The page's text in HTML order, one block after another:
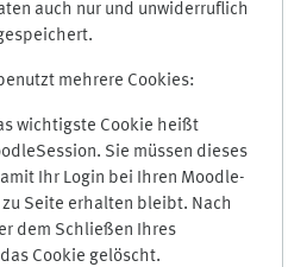
auch nur und unwiderruflich
mehrere Cookies:
wichtigste Cookie heißt
Sie müssen dieses
Ihr Login bei Ihren Moodle-
Seite erhalten bleibt. Nach
dem Schließen Ihres
Cookie gelöscht.